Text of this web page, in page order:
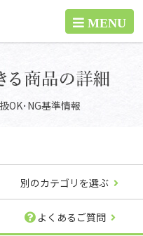
OK･NG基準情報
別のカテゴリを選ぶ
よくあるご質問